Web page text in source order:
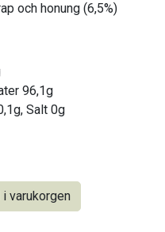
och honung (6,5%)
96,1g
Salt 0g
varukorgen